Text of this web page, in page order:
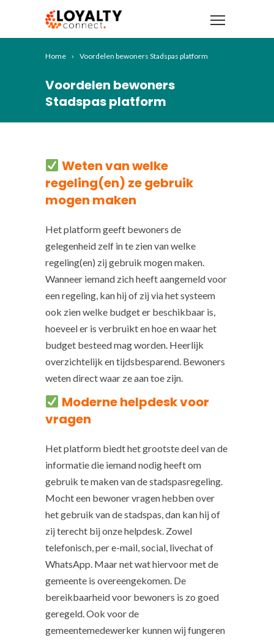
Home Voordelen bewoners Stadspas platform
Voordelen bewoners
Stadspas platform
Weten van welke
regeling(en) ze gebruik
mogen maken
Het platform geeft bewoners de
gelegenheid zelf in te zien van welke
regeling(en) zij gebruik mogen maken.
Wanneer iemand zich heeft aangemeld voor
een regeling, kan hij of zij via het systeem
ook zien welke budget er beschikbaar is,
hoeveel er is verbruikt en hoe en waar het
budget besteed mag worden. Heerlijk
overzichtelijk en tijdsbesparend. Bewoners
weten direct waar ze aan toe zijn.
Moderne helpdesk voor
vragen
Het platform biedt het grootste deel van de
informatie die iemand nodig heeft om
gebruik te maken van de stadspasregeling.
Mocht een bewoner vragen hebben over
het gebruik van de stadspas, dan kan hij of
zij terecht bij onze helpdesk. Zowel
telefonisch, per e-mail, social, livechat of
WhatsApp. Maar net wat hiervoor met de
gemeente is overeengekomen. De
bereikbaarheid voor bewoners is zo goed
geregeld. Ook voor de
gemeentemedewerker kunnen wij fungeren